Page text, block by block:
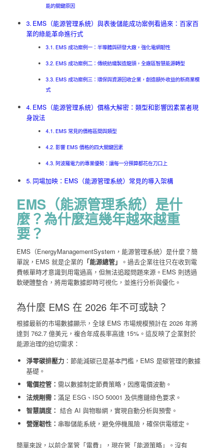
能的關鍵原因
EMS（能源管理系統）與表後儲能成功案例看過來：百家百
業的綠能革命進行式
EMS 成功案例一：半導體與研發大廠，強化電網韌性
EMS 成功案例二：傳統紡織製造龍頭，全廠區智慧能源轉型
EMS 成功案例三：環保與資源回收企業，創造額外收益的新商業模
式
EMS（能源管理系統）價格大解密：類型和影響因素業者現
身說法
EMS 常見的價格區間與類型
影響 EMS 價格的四大關鍵因素
阿波羅電力的專業優勢：讓每一分預算都花在刀口上
同場加映：EMS（能源管理系統）常見的導入架構
EMS（能源管理系統）是什
麼？為什麼這幾年越來越重
要？
EMS（EnergyManagementSystem，能源管理系統）是什麼？簡
單說，EMS 就是企業的 「能源總管」 。 過去企業往往只在收到電
費帳單時才意識到用電過高，但無法追蹤問題來源。EMS 則透過
軟硬體整合，將用電數據即時可視化，並進行分析與優化。
為什麼 EMS 在 2026 年不可或缺？
根據最新的市場數據顯示，全球 EMS 市場規模預計在 2026 年將
達到 762.7 億美元，複合年成長率高達 15%。這反映了企業對於
能源治理的迫切需求：
淨零碳排壓力：節能減碳已是基本門檻，EMS 是碳管理的數據
基礎。
電價控管： 需以數據制定節費策略，因應電價波動。
法規剛需： 滿足 ESG、ISO 50001 及供應鏈綠色要求。
智慧調度： 結合 AI 與物聯網，實現自動分析與預警。
營運韌性： 串聯儲能系統，避免停機風險，確保供電穩定。
簡單來說，以前企業管「電費」，現在管「能源策略」。沒有